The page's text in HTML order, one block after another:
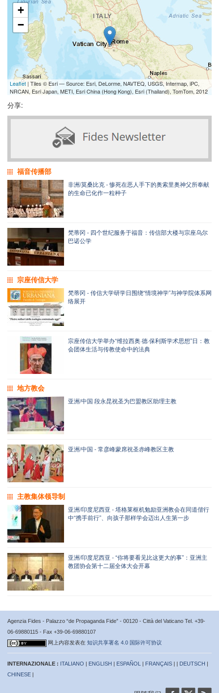
+
−
Leaflet | Tiles © Esri — Source: Esri, DeLorme, NAVTEQ, USGS, Intermap, iPC,
NRCAN, Esri Japan, METI, Esri China (Hong Kong), Esri (Thailand), TomTom, 2012
分享:
福音传播部
非洲/莫桑比克 - 惨死在恶人手下的奥索里奥神父所奉献
的生命已化作一粒种子
梵蒂冈 - 四个世纪服务于福音：传信部大楼与宗座乌尔
巴诺公学
宗座传信大学
梵蒂冈 - 传信大学研学日围绕“情境神学”与神学院体系网
络展开
宗座传信大学举办“维拉西奥·德·保利斯学术思想”日：教
会团体生活与传教使命中的法典
地方教会
亚洲/中国 段永昆祝圣为巴盟教区助理主教
亚洲/中国 - 常彦峰蒙席祝圣赤峰教区主教
主教集体领导制
亚洲/印度尼西亚 - 塔格莱枢机勉励亚洲教会在同道偕行
中“携手前行”、向孩子那样学会迈出人生第一步
亚洲/印度尼西亚 - “你将要看见比这更大的事”：亚洲主
教团协会第十二届全体大会开幕
Agenzia Fides - Palazzo “de Propaganda Fide” - 00120 - Città del Vaticano Tel. +39-
06-69880115 - Fax +39-06-69880107
网上内容发表在 知识共享署名 4.0 国际许可协议
INTERNAZIONALE : ITALIANO | ENGLISH | ESPAÑOL | FRANÇAIS | | DEUTSCH |
CHINESE |